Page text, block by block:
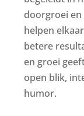
doorgroei en
helpen
betere
en groei
open blik,
humor.